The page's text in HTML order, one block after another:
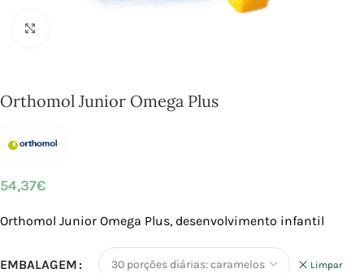
Orthomol Junior Omega Plus
54,37€
Orthomol Junior Omega Plus, desenvolvimento infantil
EMBALAGEM Limpar